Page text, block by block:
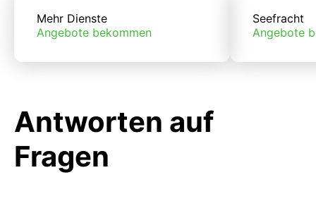
Mehr Dienste
Angebote bekommen
Seefracht
Angebote
Antworten auf
Fragen